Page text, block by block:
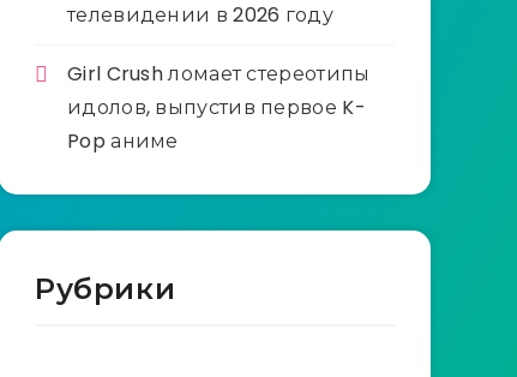
телевидении в 2026 году
Girl Crush ломает стереотипы
идолов, выпустив первое K-
Pop аниме
Рубрики